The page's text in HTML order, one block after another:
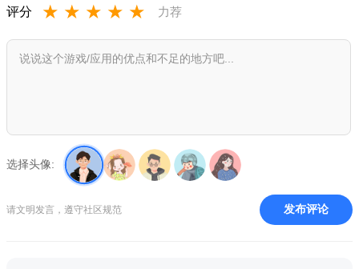
玩家还可以不断升塔防建筑，提升防御力
游戏内容
评分 ★ ★ ★ ★ ★ 力荐
选择头像:
请文明发言，遵守社区规范 发布评论